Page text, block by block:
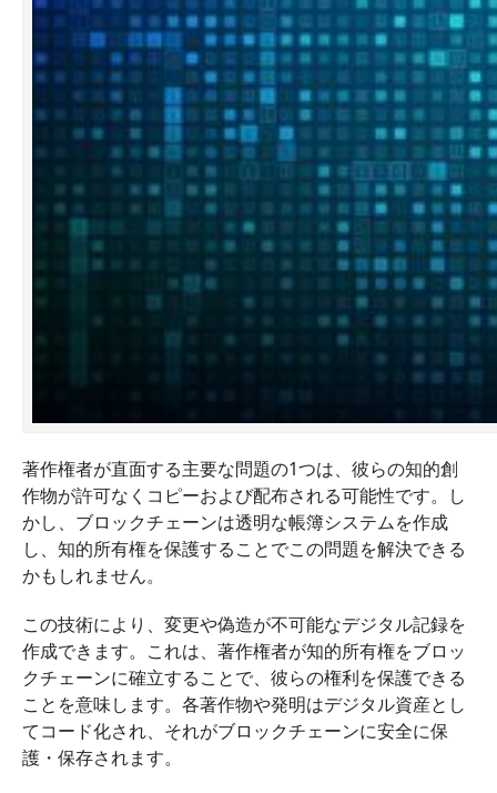
著作権者が直面する主要な問題の1つは、彼らの知的創
作物が許可なくコピーおよび配布される可能性です。し
かし、ブロックチェーンは透明な帳簿システムを作成
し、知的所有権を保護することでこの問題を解決できる
かもしれません。
この技術により、変更や偽造が不可能なデジタル記録を
作成できます。これは、著作権者が知的所有権をブロッ
クチェーンに確立することで、彼らの権利を保護できる
ことを意味します。各著作物や発明はデジタル資産とし
てコード化され、それがブロックチェーンに安全に保
護・保存されます。